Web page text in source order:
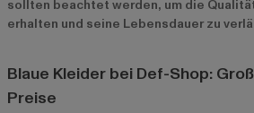
sollten beachtet werden, um die
erhalten und seine Lebensdauer zu
Blaue Kleider bei Def-Shop:
Preise